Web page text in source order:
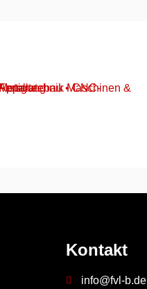
Kontakt
info@fvl-b.de